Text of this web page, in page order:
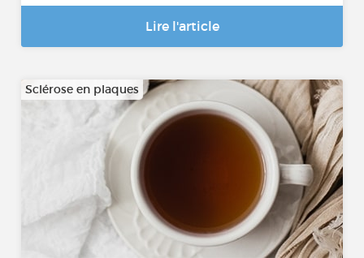
Lire l'article
Sclérose en plaques